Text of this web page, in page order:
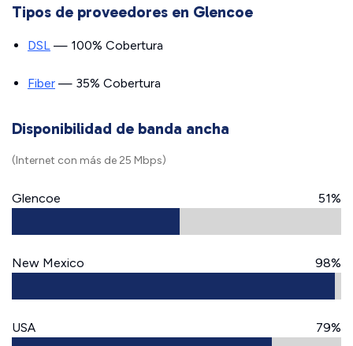
Tipos de proveedores en Glencoe
DSL — 100% Cobertura
Fiber — 35% Cobertura
Disponibilidad de banda ancha
(Internet con más de 25 Mbps)
Glencoe 51%
New Mexico 98%
USA 79%